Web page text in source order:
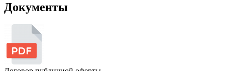
Документы